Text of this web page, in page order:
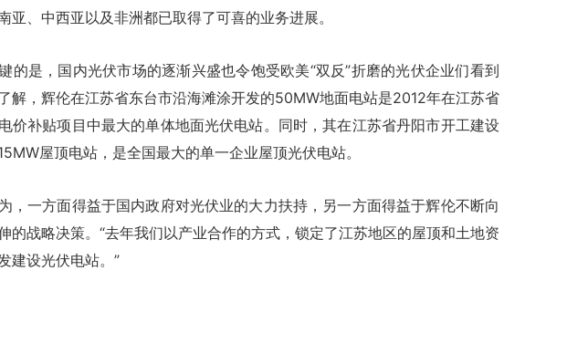
亚、中西亚以及非洲都已取得了可喜的业务进展。
是，国内光伏市场的逐渐兴盛也令饱受欧美“双反”折磨的光伏企业们看到
解，辉伦在江苏省东台市沿海滩涂开发的50MW地面电站是2012年在江苏省
价补贴项目中最大的单体地面光伏电站。同时，其在江苏省丹阳市开工建设
屋顶电站，是全国最大的单一企业屋顶光伏电站。
一方面得益于国内政府对光伏业的大力扶持，另一方面得益于辉伦不断向
的战略决策。“去年我们以产业合作的方式，锁定了江苏地区的屋顶和土地资
建设光伏电站。”